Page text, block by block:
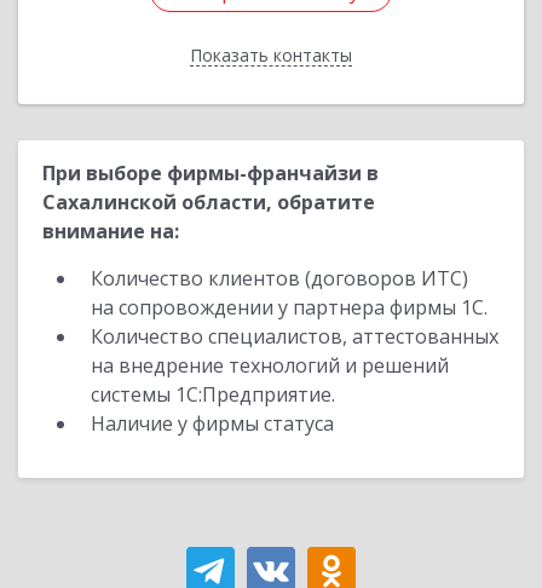
Показать контакты
Назад
При выборе фирмы-франчайзи в
Сахалинской области, обратите
внимание на:
Количество клиентов (договоров ИТС)
на сопровождении у партнера фирмы 1С.
Количество специалистов, аттестованных
на внедрение технологий и решений
системы 1С:Предприятие.
Наличие у фирмы статуса